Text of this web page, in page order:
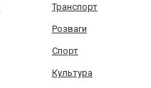
Транспорт
Розваги
Спорт
Культура